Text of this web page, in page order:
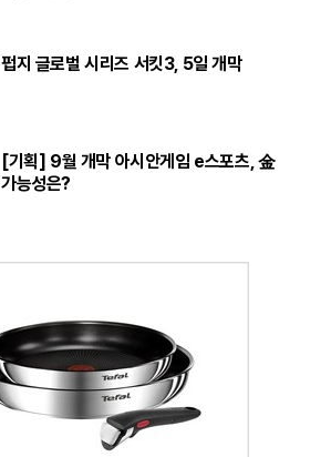
펍지 글로벌 시리즈 서킷3, 5일 개막
[기획] 9월 개막 아시안게임 e스포츠, 金
가능성은?